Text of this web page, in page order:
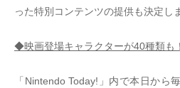
った特別コンテンツの提供も決定し
◆映画登場キャラクターが40種類も
「Nintendo Today!」内で本日から